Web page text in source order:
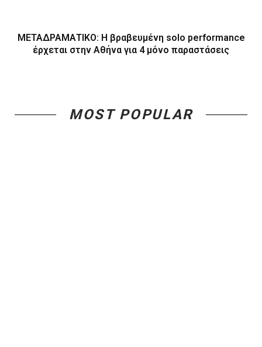
ΜΕΤΑΔΡΑΜΑΤΙΚΟ: Η βραβευμένη solo performance
έρχεται στην Αθήνα για 4 μόνο παραστάσεις
MOST POPULAR